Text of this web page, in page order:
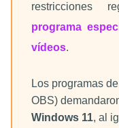
restricciones
programa
vídeos.
Los programas
OBS)
Windows 11, al